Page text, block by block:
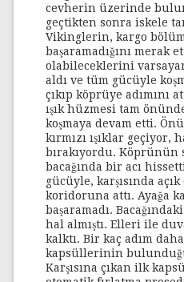
cevherin üzerinde
geçtikten sonra iskele
Vikinglerin, kargo
başaramadığını merak
olabileceklerini
aldı ve tüm gücüyle
çıkıp köprüye adımını
ışık hüzmesi tam
koşmaya devam etti.
kırmızı ışıklar
bırakıyordu. Köprünün
bacağında bir acı
gücüyle, karşısında
koridoruna attı. Ayağa
başaramadı.
hal almıştı. Elleri ile
kalktı. Bir kaç adım daha
kapsüllerinin
Karşısına çıkan ilk